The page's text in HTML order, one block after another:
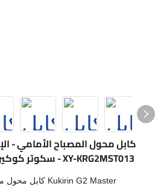
كابل محول المصباح الأمامي -
سكوتر كوكيرين جي 2 ماستر الكهربائية - XY-KRG2MST013
كابل محول مصباح أمامي من الإصدار أ لجهاز Kukirin G2 Master